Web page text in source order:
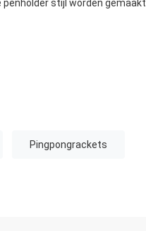
stijl worden gemaakt.
Pingpongrackets